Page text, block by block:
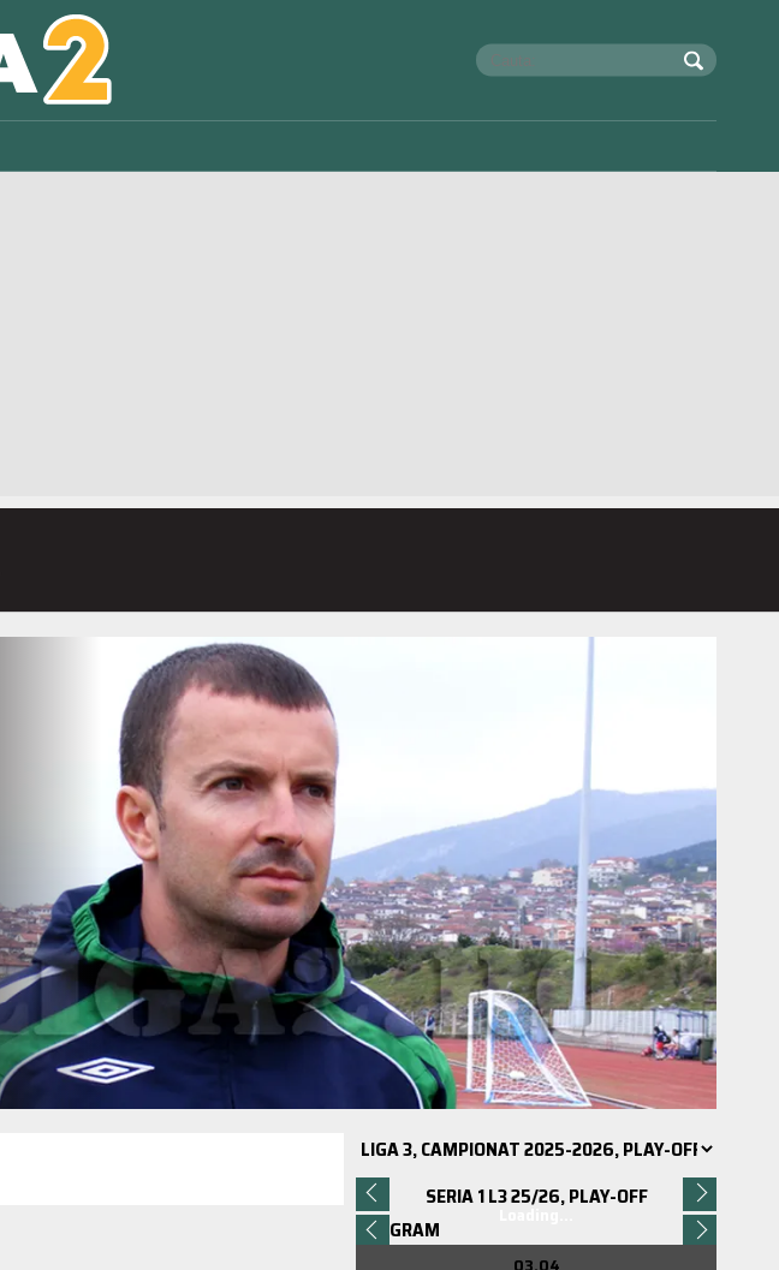
SERIA 1 L3 25/26, PLAY-OFF
PROGRAM